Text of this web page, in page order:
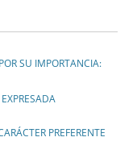
SU IMPORTANCIA:
PREFERENTE